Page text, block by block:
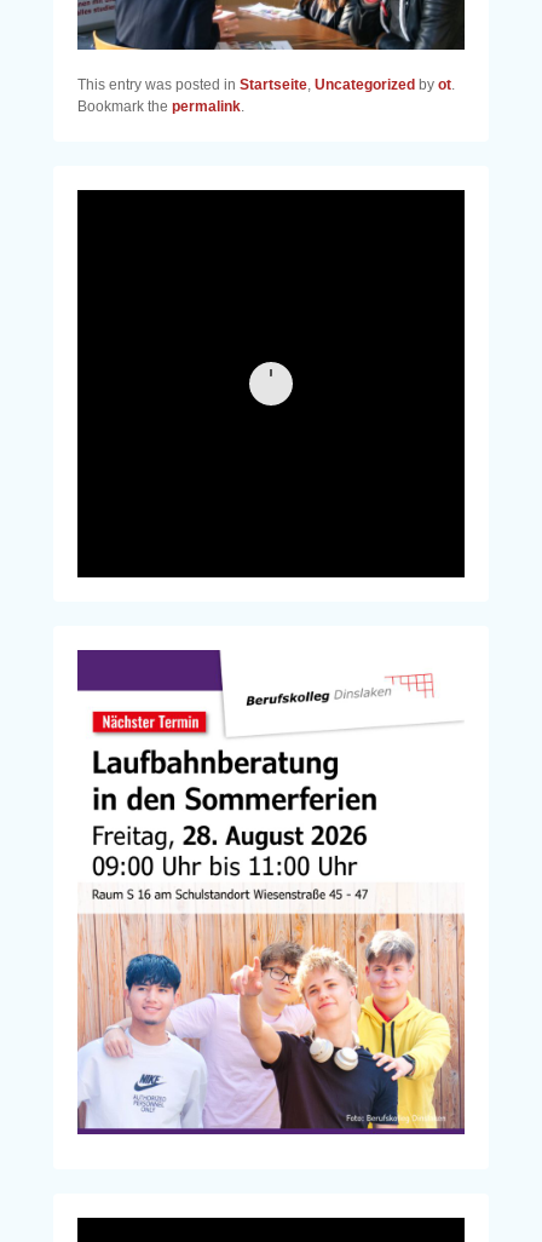
This entry was posted in Startseite, Uncategorized by ot.
Bookmark the permalink.